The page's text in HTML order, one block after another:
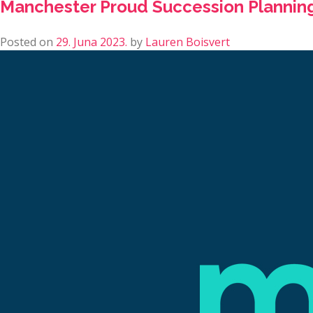
Manchester Proud Succession
Posted on 29. Juna 2023. by Lauren Boisvert